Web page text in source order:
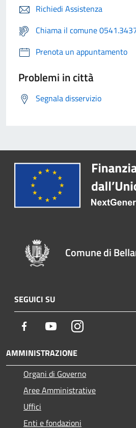
Richiedi Assistenza
Chiama il comune
Prenota un appuntamento
Problemi in città
Segnala disservizio
Comune di
SEGUICI SU
Facebook YoutubeInstagram
AMMINISTRAZIONE
Organi di Governo
Aree Amministrative
Uffici
Enti e fondazioni